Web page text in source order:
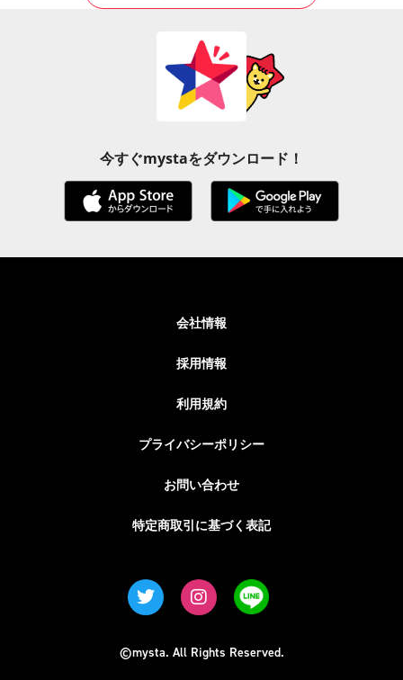
今すぐmystaをダウンロード！
会社情報
採用情報
利用規約
プライバシーポリシー
お問い合わせ
特定商取引に基づく表記
©mysta. All Rights Reserved.